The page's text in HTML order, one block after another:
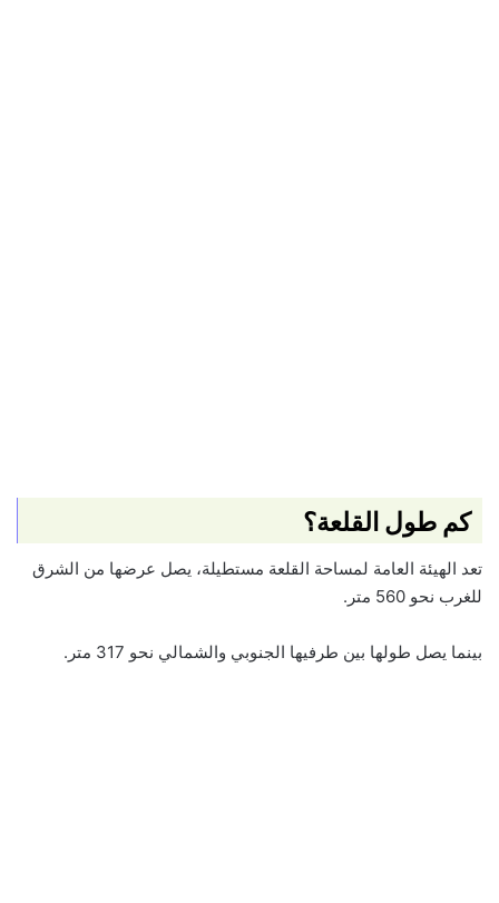
كم طول القلعة؟
تعد الهيئة العامة لمساحة القلعة مستطيلة، يصل عرضها من الشرق
للغرب نحو 560 متر.
بينما يصل طولها بين طرفيها الجنوبي والشمالي نحو 317 متر.